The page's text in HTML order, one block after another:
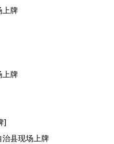
上牌
上牌
]
县现场上牌